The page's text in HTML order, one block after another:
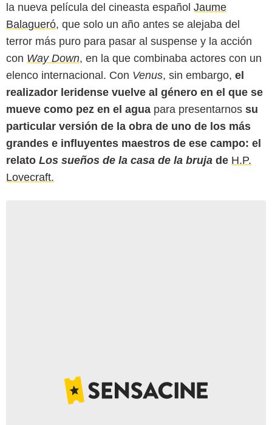
la nueva película del cineasta español Jaume
Balagueró, que solo un año antes se alejaba del
terror más puro para pasar al suspense y la acción
con Way Down, en la que combinaba actores con un
elenco internacional. Con Venus, sin embargo, el
realizador leridense vuelve al género en el que se
mueve como pez en el agua para presentarnos su
particular versión de la obra de uno de los más
grandes e influyentes maestros de ese campo: el
relato Los sueños de la casa de la bruja de H.P.
Lovecraft.